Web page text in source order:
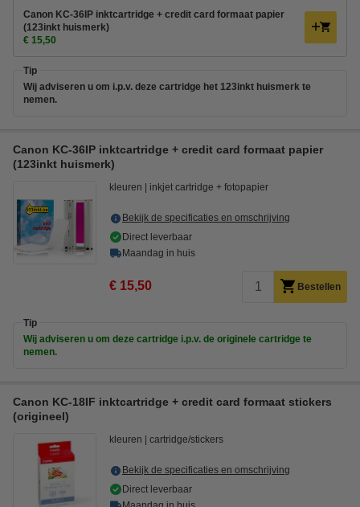
Canon KC-36IP inktcartridge + credit card formaat papier
(123inkt huismerk)
€ 15,50
Tip
Wij adviseren u om i.p.v. deze cartridge het 123inkt huismerk te
nemen.
Canon KC-36IP inktcartridge + credit card formaat papier
(123inkt huismerk)
kleuren inkjet cartridge + fotopapier
Bekijk de specificaties en omschrijving
Direct leverbaar
Maandag in huis
€ 15,50 Bestellen
Tip
Wij adviseren u om deze cartridge i.p.v. de originele cartridge te
nemen.
Canon KC-18IF inktcartridge + credit card formaat stickers
(origineel)
kleuren cartridge/stickers
Bekijk de specificaties en omschrijving
Direct leverbaar